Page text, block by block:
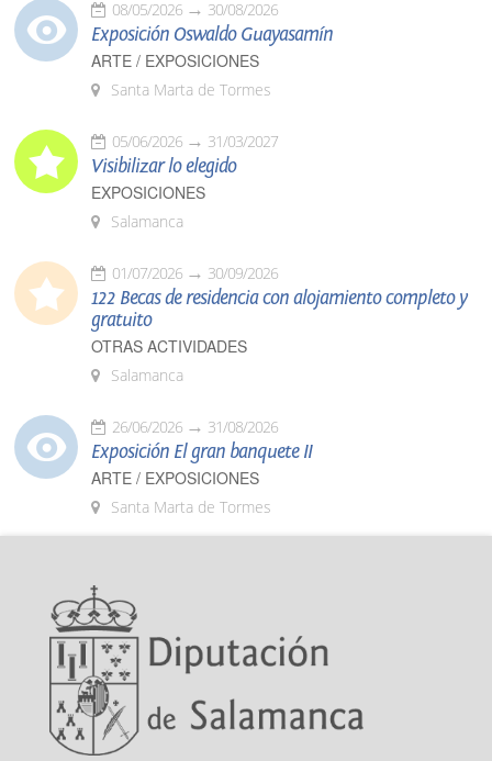
08/05/2026 30/08/2026
Exposición Oswaldo Guayasamín
ARTE / EXPOSICIONES
Santa Marta de Tormes
05/06/2026 31/03/2027
Visibilizar lo elegido
EXPOSICIONES
Salamanca
01/07/2026 30/09/2026
122 Becas de residencia con alojamiento completo y
gratuito
OTRAS ACTIVIDADES
Salamanca
26/06/2026 31/08/2026
Exposición El gran banquete II
ARTE / EXPOSICIONES
Santa Marta de Tormes